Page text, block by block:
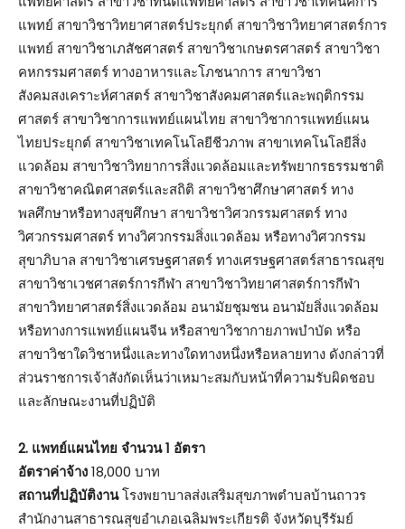
แพทย์ สาขาวิชาวิทยาศาสตร์ประยุกต์ สาขาวิชาวิทยาศาสตร์การ
แพทย์ สาขาวิชาเภสัชศาสตร์ สาขาวิชาเกษตรศาสตร์ สาขาวิชา
คหกรรมศาสตร์ ทางอาหารและโภชนาการ สาขาวิชา
สังคมสงเคราะห์ศาสตร์ สาขาวิชาสังคมศาสตร์และพฤติกรรม
ศาสตร์ สาขาวิชาการแพทย์แผนไทย สาขาวิชาการแพทย์แผน
ไทยประยุกต์ สาขาวิชาเทคโนโลยีชีวภาพ สาขาเทคโนโลยีสิ่ง
แวดล้อม สาขาวิชาวิทยาการสิ่งแวดล้อมและทรัพยากรธรรมชาติ
สาขาวิชาคณิตศาสตร์และสถิติ สาขาวิชาศึกษาศาสตร์ ทาง
พลศึกษาหรือทางสุขศึกษา สาขาวิชาวิศวกรรมศาสตร์ ทาง
วิศวกรรมศาสตร์ ทางวิศวกรรมสิ่งแวดล้อม หรือทางวิศวกรรม
สุขาภิบาล สาขาวิชาเศรษฐศาสตร์ ทางเศรษฐศาสตร์สาธารณสุข
สาขาวิชาเวชศาสตร์การกีฬา สาขาวิชาวิทยาศาสตร์การกีฬา
สาขาวิทยาศาสตร์สิ่งแวดล้อม อนามัยชุมชน อนามัยสิ่งแวดล้อม
หรือทางการแพทย์แผนจีน หรือสาขาวิชากายภาพบำบัด หรือ
สาขาวิชาใดวิชาหนึ่งและทางใดทางหนึ่งหรือหลายทาง ดังกล่าวที่
ส่วนราชการเจ้าสังกัดเห็นว่าเหมาะสมกับหน้าที่ความรับผิดชอบ
และลักษณะงานที่ปฏิบัติ
2. แพทย์แผนไทย จำนวน 1 อัตรา
อัตราค่าจ้าง18,000 บาท
สถานที่ปฏิบัติงานโรงพยาบาลส่งเสริมสุขภาพตำบลบ้านถาวร
สำนักงานสาธารณสุขอำเภอเฉลิมพระเกียรติ จังหวัดบุรีรัมย์